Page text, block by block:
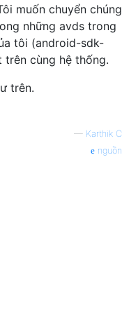
muốn chuyển chúng
những avds trong
tôi (android-sdk-
cùng hệ thống.
trên.
— Karthik C
nguồn